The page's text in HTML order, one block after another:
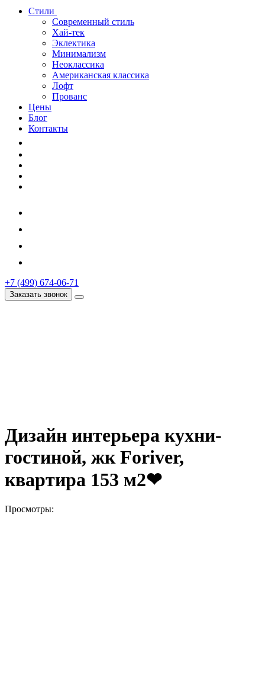
Стили
Современный стиль
Хай-тек
Эклектика
Минимализм
Неоклассика
Американская классика
Лофт
Прованс
Цены
Блог
Контакты
+7 (499) 674-06-71
Заказать звонок
Дизайн интерьера кухни-
гостиной, жк Foriver,
квартира 153 м2❤
Просмотры: